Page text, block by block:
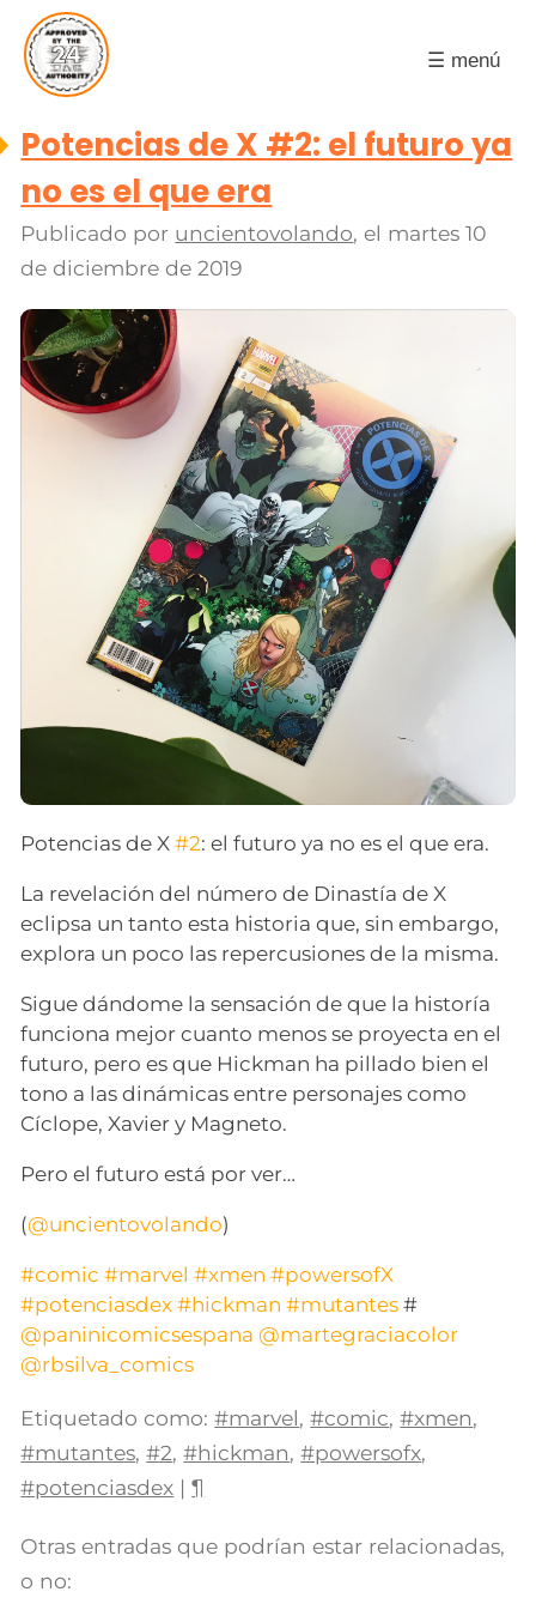
☰ menú
Potencias de X #2: el futuro ya
no es el que era
Publicado por uncientovolando, el martes 10
de diciembre de 2019
Potencias de X#2: el futuro ya no es el que era.
La revelación del número de Dinastía de X
eclipsa un tanto esta historia que, sin embargo,
explora un poco las repercusiones de la misma.
Sigue dándome la sensación de que la historía
funciona mejor cuanto menos se proyecta en el
futuro, pero es que Hickman ha pillado bien el
tono a las dinámicas entre personajes como
Cíclope, Xavier y Magneto.
Pero el futuro está por ver…
(@uncientovolando)
#comic #marvel #xmen #powersofX
#potenciasdex #hickman #mutantes #
@paninicomicsespana @martegraciacolor
@rbsilva_comics
Etiquetado como: #marvel,#comic,#xmen,
#mutantes,#2,#hickman,#powersofx,
#potenciasdex |¶
Otras entradas que podrían estar relacionadas,
o no: